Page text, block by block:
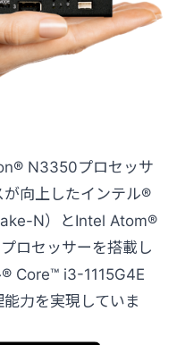
N3350プロセッサ
向上したインテル®
N）とIntel Atom®
ロセッサーを搭載し
Core™ i3-1115G4E
力を実現していま